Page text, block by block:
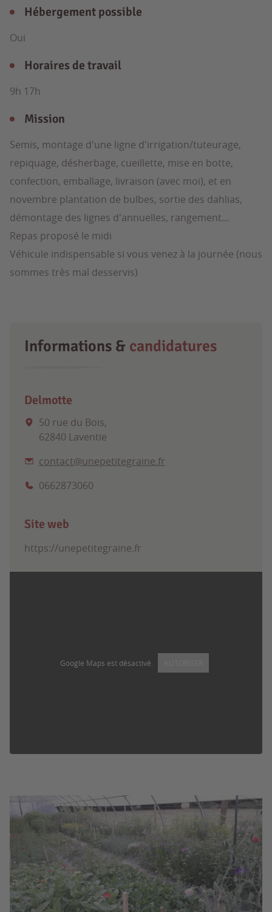
Hébergement possible
Oui
Horaires de travail
9h 17h
Mission
Semis, montage d'une ligne d'irrigation/tuteurage,
repiquage, désherbage, cueillette, mise en botte,
confection, emballage, livraison (avec moi), et en
novembre plantation de bulbes, sortie des dahlias,
démontage des lignes d'annuelles, rangement...
Repas proposé le midi
Véhicule indispensable si vous venez à la journée (nous
sommes très mal desservis)
Informations & candidatures
Delmotte
50 rue du Bois,
62840 Laventie
contact@unepetitegraine.fr
0662873060
Site web
https://unepetitegraine.fr
Google Maps est désactivé.